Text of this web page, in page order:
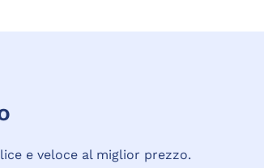
e veloce al miglior prezzo.